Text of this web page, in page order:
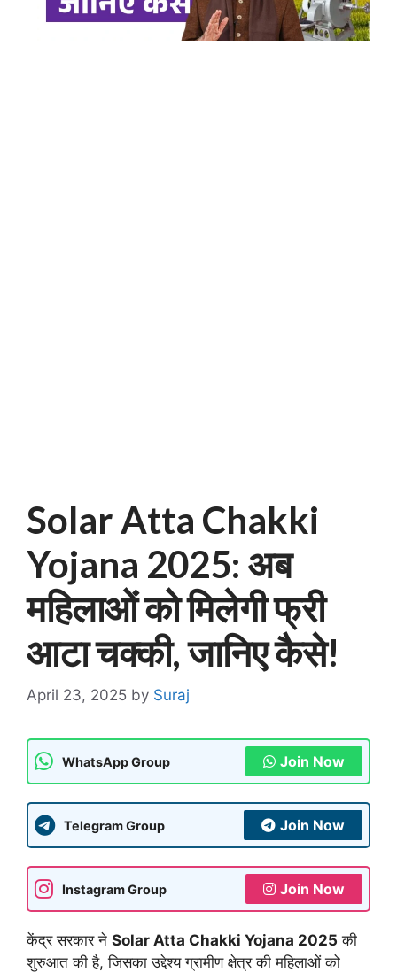
Solar Atta Chakki
Yojana 2025: अब
महिलाओं को मिलेगी फ्री
आटा चक्की, जानिए कैसे!
April 23, 2025 by Suraj
WhatsApp Group Join Now
Telegram Group Join Now
Instagram Group Join Now
केंद्र सरकार ने Solar Atta Chakki Yojana 2025 की
शुरुआत की है, जिसका उद्देश्य ग्रामीण क्षेत्र की महिलाओं को